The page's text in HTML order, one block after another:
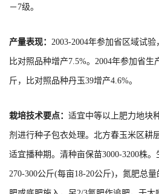
－7级。
产量表现： 2003-2004年参加省区域试验
比对照品种增产7.5%。2004年参加省生
斤，比对照品种丹玉39增产4.6%。
栽培技术要点： 适宜中等以上肥力地块
剂进行种子包衣处理。北方春玉米区耕
适宜播种期。清种亩保苗3000-3200株
270-300公斤(每亩18-20公斤)，氮肥总